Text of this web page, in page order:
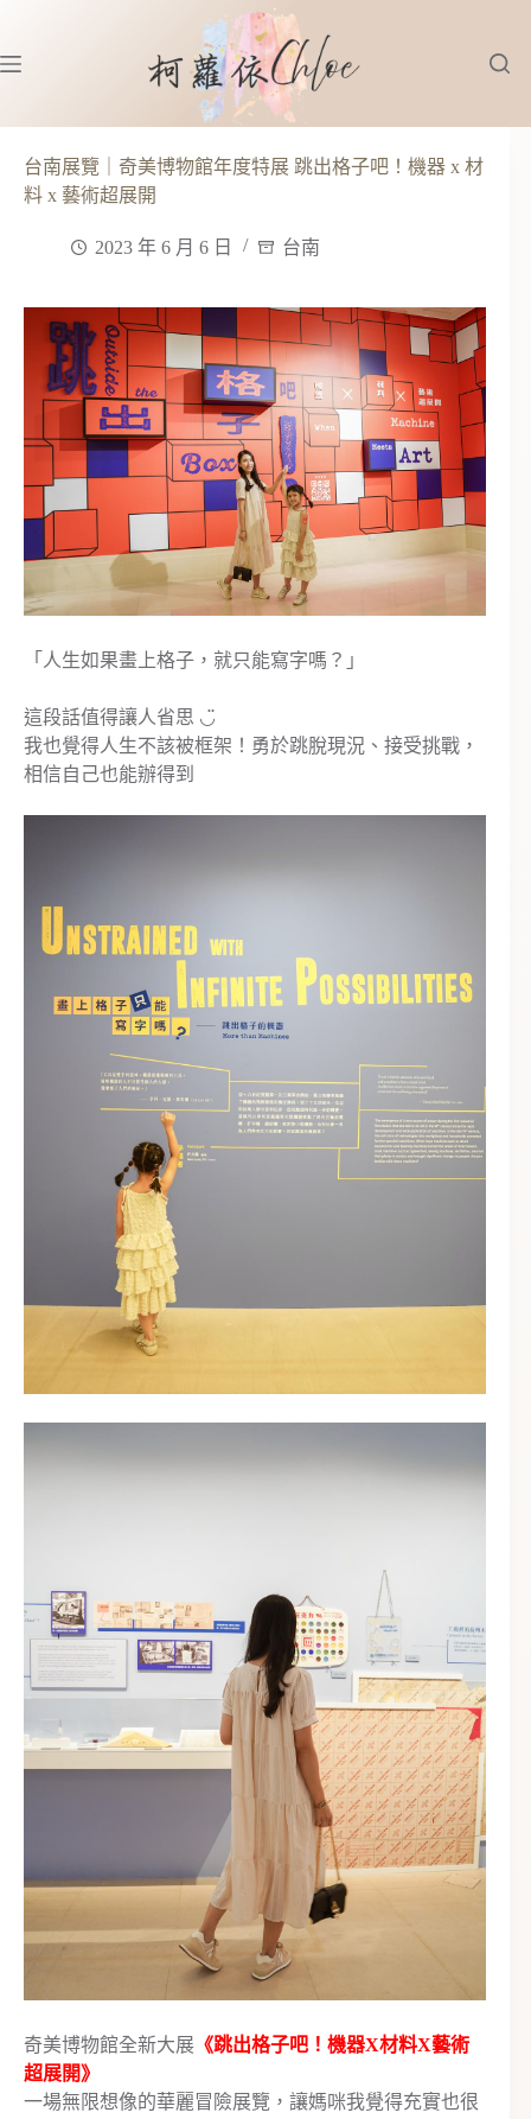
主
內
台南展覽｜奇美博物館年度特展 跳出格子吧！機器 x 材
料 x 藝術超展開
2023 年 6 月 6 日 台南
「人生如果畫上格子，就只能寫字嗎？」
這段話值得讓人省思‎ ◡̈
我也覺得人生不該被框架！勇於跳脫現況、接受挑戰，
相信自己也能辦得到
奇美博物館全新大展 《跳出格子吧！機器X材料X藝術
超展開》
一場無限想像的華麗冒險展覽，讓媽咪我覺得充實也很